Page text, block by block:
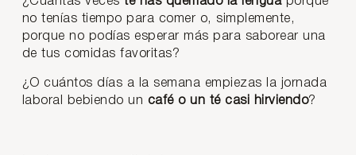
no tenías tiempo para comer o, simplemente,
porque no podías esperar más para saborear una
de tus comidas favoritas?
¿O cuántos días a la semana empiezas la jornada
laboral bebiendo un café o un té casi hirviendo?